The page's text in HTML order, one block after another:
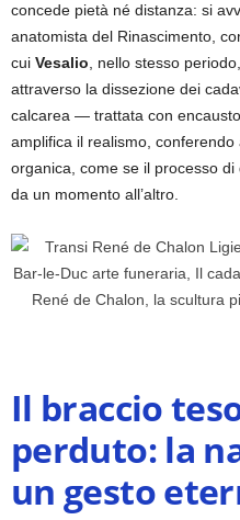
concede pietà né distanza: si
anatomista del Rinascimento,
cui Vesalio , nello stesso
attraverso la dissezione dei
calcarea — trattata con
amplifica il realismo,
organica, come se il processo
da un momento all’altro.
Il braccio
perduto: la
un gesto